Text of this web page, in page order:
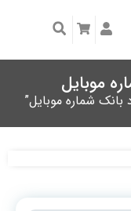
موبایل
شماره موبایل”